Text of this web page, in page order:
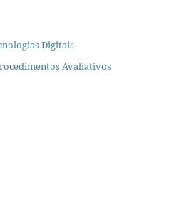
Digitais
Avaliativos